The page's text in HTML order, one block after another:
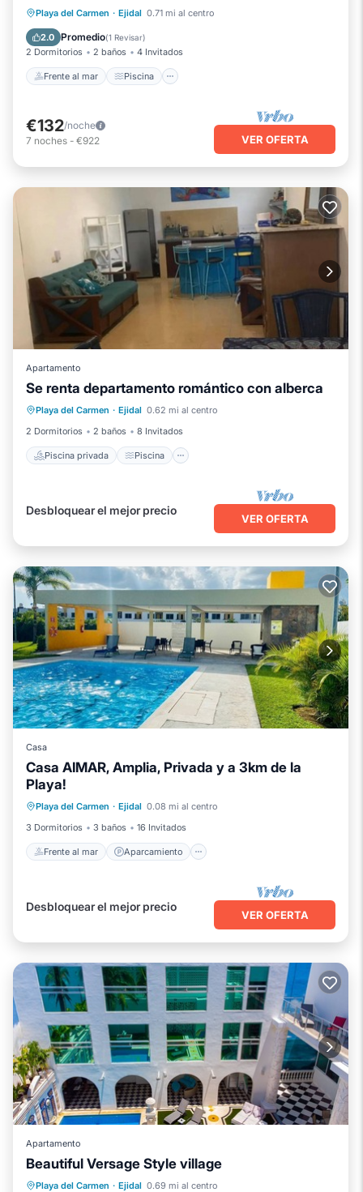
Playa del Carmen · Ejidal 0.71 mi al centro
2.0 Promedio(1 Revisar)
2 Dormitorios 2 baños 4 Invitados
Frente al mar Piscina
Frente al mar Piscina
Balcón/Terraza
€132/noche
7 noches - €922 VER OFERTA
Apartamento
Se renta departamento romántico con alberca
Playa del Carmen · Ejidal 0.62 mi al centro
2 Dormitorios
2 baños 8 Invitados
Piscina privada Piscina
Piscina privada Piscina
Internet
Se admiten mascotas
Desbloquear el mejor precio
VER OFERTA
Casa
Casa AIMAR, Amplia, Privada y a 3km de la
Playa!
Playa del Carmen · Ejidal 0.08 mi al centro
3 Dormitorios
3 baños 16 Invitados
Frente al mar Aparcamiento
Vista al mar
Desbloquear el mejor precio
VER OFERTA
Apartamento
Beautiful Versage Style village
Playa del Carmen · Ejidal 0.69 mi al centro
Frente al mar Aparcamiento
Vista al mar